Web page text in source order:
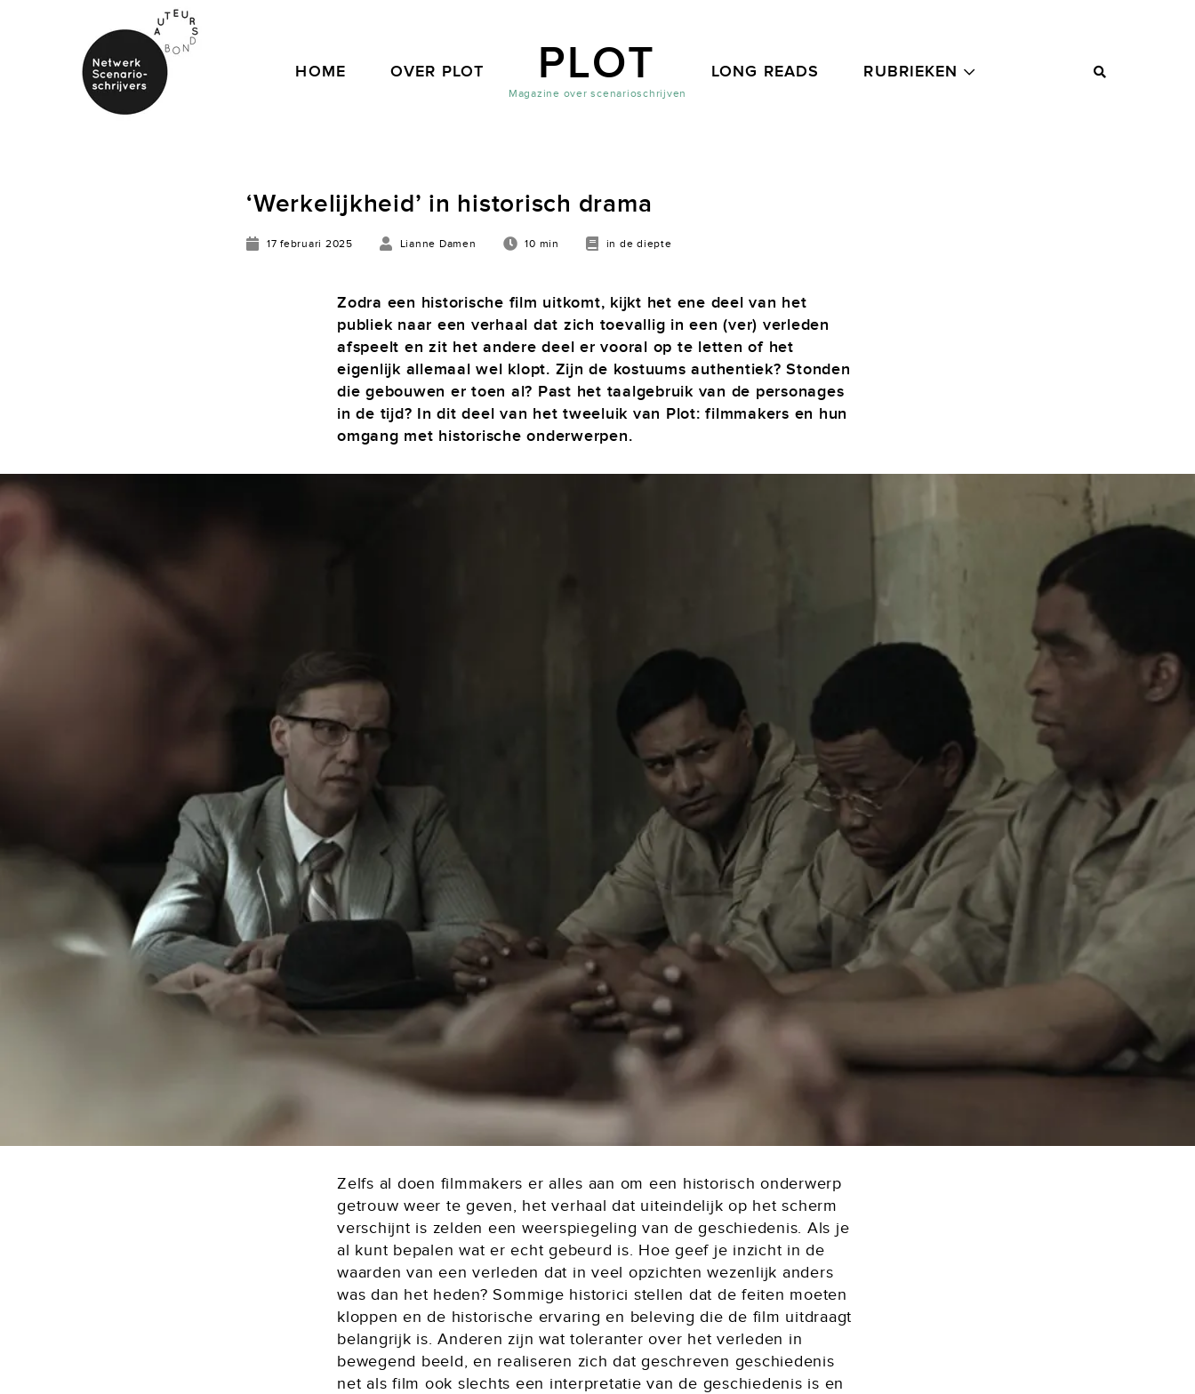
PLOT
Magazine over scenarioschrijven
HOME OVER PLOT LONG READS RUBRIEKEN
‘Werkelijkheid’ in historisch drama
17 februari 2025 Lianne Damen 10 min in de diepte
Zodra een historische film uitkomt, kijkt het ene deel van het
publiek naar een verhaal dat zich toevallig in een (ver) verleden
afspeelt en zit het andere deel er vooral op te letten of het
eigenlijk allemaal wel klopt. Zijn de kostuums authentiek? Stonden
die gebouwen er toen al? Past het taalgebruik van de personages
in de tijd? In dit deel van het tweeluik van Plot: filmmakers en hun
omgang met historische onderwerpen.
Zelfs al doen filmmakers er alles aan om een historisch onderwerp
getrouw weer te geven, het verhaal dat uiteindelijk op het scherm
verschijnt is zelden een weerspiegeling van de geschiedenis. Als je
al kunt bepalen wat er echt gebeurd is. Hoe geef je inzicht in de
waarden van een verleden dat in veel opzichten wezenlijk anders
was dan het heden? Sommige historici stellen dat de feiten moeten
kloppen en de historische ervaring en beleving die de film uitdraagt
belangrijk is. Anderen zijn wat toleranter over het verleden in
bewegend beeld, en realiseren zich dat geschreven geschiedenis
net als film ook slechts een interpretatie van de geschiedenis is en